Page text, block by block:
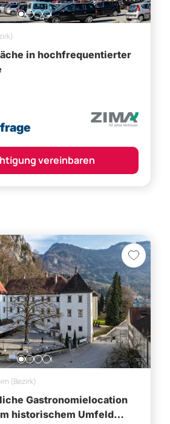
in hochfrequentierter
vereinbaren
(Bezirk)
Gastronomielocation